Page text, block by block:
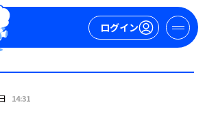
ログイン
14:31